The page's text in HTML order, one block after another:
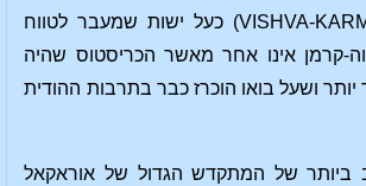
ווישווה-קרמן (VISHVA-KARMAN) כעל ישות שמעבר לטווח
קרמן אינו אחר מאשר הכריסטוס שהיה
יותר ושעל בואו הוכרז כבר בתרבות ההודית
ביותר של המתקדש הגדול של אוראקאל